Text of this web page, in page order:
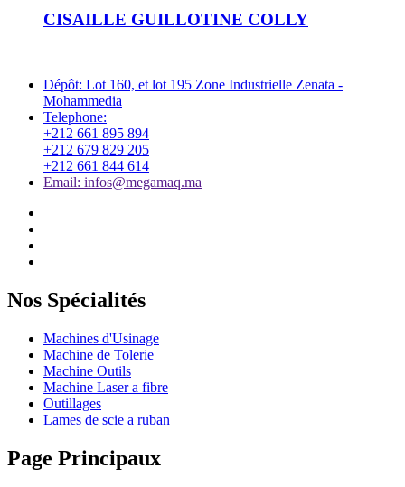
CISAILLE GUILLOTINE COLLY
Dépôt: Lot 160, et lot 195 Zone Industrielle Zenata -
Mohammedia
Telephone:
+212 661 895 894
+212 679 829 205
+212 661 844 614
Email: infos@megamaq.ma
Nos Spécialités
Machines d'Usinage
Machine de Tolerie
Machine Outils
Machine Laser a fibre
Outillages
Lames de scie a ruban
Page Principaux